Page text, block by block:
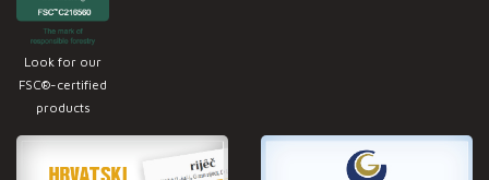
Look for our
FSC®-certified
products